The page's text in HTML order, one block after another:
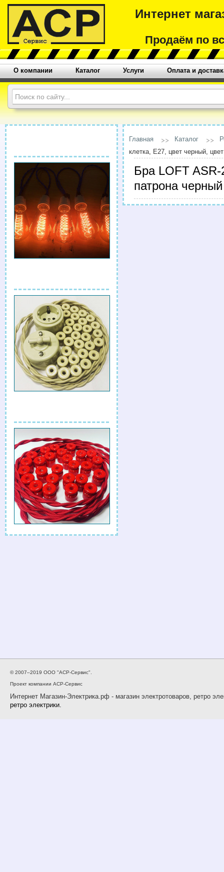
Интернет
Продаём по
О компании Каталог Услуги Оплата и
Главная Каталог
клетка, Е27, цвет черный,
Бра LOFT
патрона черный
© 2007–2019 ООО "АСР-Сервис".
Проект компании АСР-Сервис
Интернет Магазин-Электрика.рф - магазин электротоваров, ретро
ретро электрики.